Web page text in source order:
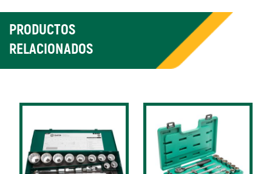
PRODUCTOS
RELACIONADOS